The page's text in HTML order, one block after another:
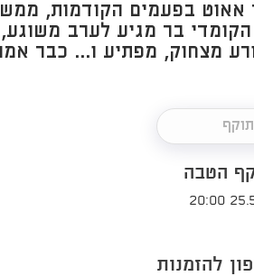
אאוט בפעמים הקודמות,
בר מגיע לערב
מצחוק, מפתיע ו... כבר
הטבה
להזמנות